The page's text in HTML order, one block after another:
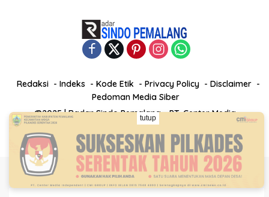
Redaksi Indeks Kode Etik Privacy Policy
Disclaimer
Pedoman Media Siber
@2025 | Radar Sindo Pemalang - PT. Center Media
Independent
tutup